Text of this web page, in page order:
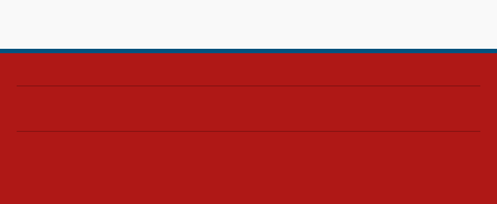
Confira como foi o culto mensal